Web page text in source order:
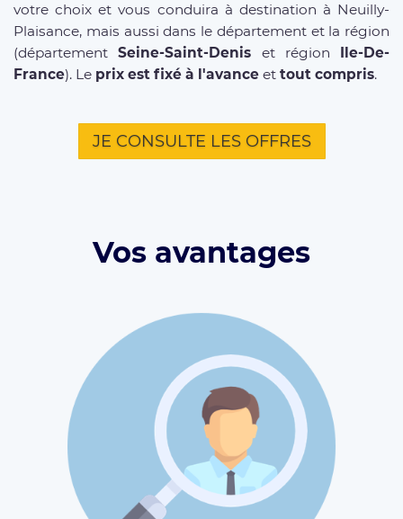
votre choix et vous conduira à destination à Neuilly-
Plaisance, mais aussi dans le département et la région
(départementSeine-Saint-Denis et région
Ile-De-
France). Le prix est fixé à l'avance et tout compris.
JE CONSULTE LES OFFRES
Vos avantages